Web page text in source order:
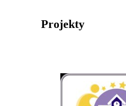
Projekty